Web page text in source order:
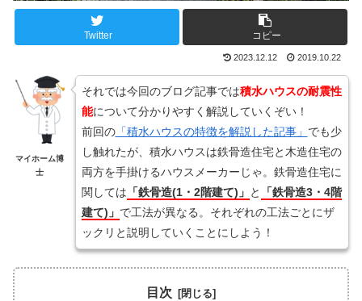
Twitter コピー
2023.12.12 2019.10.22
マイホーム博
士
それでは今回のブログ記事では積水ハウスの耐震性
能について分かりやすく解説していくぞい！
前回の「積水ハウスの特徴を解説した記事」 でも少
し触れたが、積水ハウスは鉄骨造住宅と木造住宅の
両方を手掛けるハウスメーカーじゃ。鉄骨造住宅に
関しては 「鉄骨造(1・2階建て)」 と
「鉄骨造3・4階
建て)」 で工法が異なる。それぞれの工法ごとにザ
ックリと説明していくことにしよう！
目次